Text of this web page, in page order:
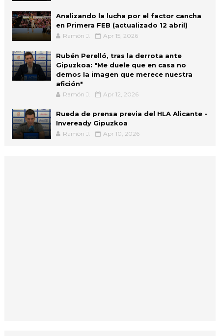
Analizando la lucha por el factor cancha
en Primera FEB (actualizado 12 abril)
Ramón J. Apr 15, 2026
Rubén Perelló, tras la derrota ante
Gipuzkoa: "Me duele que en casa no
demos la imagen que merece nuestra
afición"
Ramón J. Apr 12, 2026
Rueda de prensa previa del HLA Alicante -
Inveready Gipuzkoa
Ramón J. Apr 10, 2026